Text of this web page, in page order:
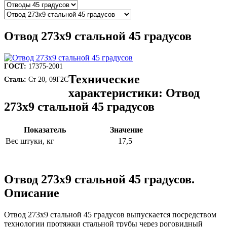
Отвод 273х9 стальной 45 градусов
ГОСТ: 17375-2001
Сталь: Ст 20, 09Г2СТехнические
характеристики: Отвод
273х9 стальной 45 градусов
Показатель
Значение
Вес штуки, кг
17,5
Отвод 273х9 стальной 45 градусов.
Описание
Отвод 273х9 стальной 45 градусов выпускается посредством
технологии протяжки стальной трубы через роговидный